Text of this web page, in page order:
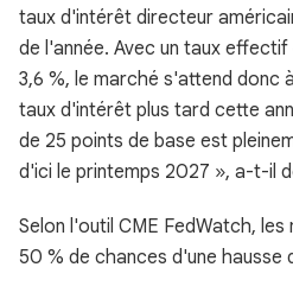
taux d'intérêt directeur
de l'année. Avec un taux effectif
3,6 %, le marché s'attend donc
taux d'intérêt plus tard cette
de 25 points de base est
d'ici le printemps 2027 », a-t-il
Selon l'outil CME FedWatch,
50 % de chances d'une hausse